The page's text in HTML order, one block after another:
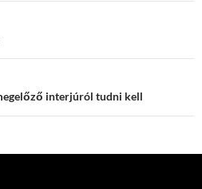
interjúról tudni kell